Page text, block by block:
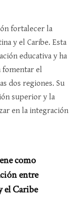
fortalecer la
y el Caribe. Esta
educativa y ha
fomentar el
dos regiones. Su
superior y la
en la integración
como
entre
el Caribe